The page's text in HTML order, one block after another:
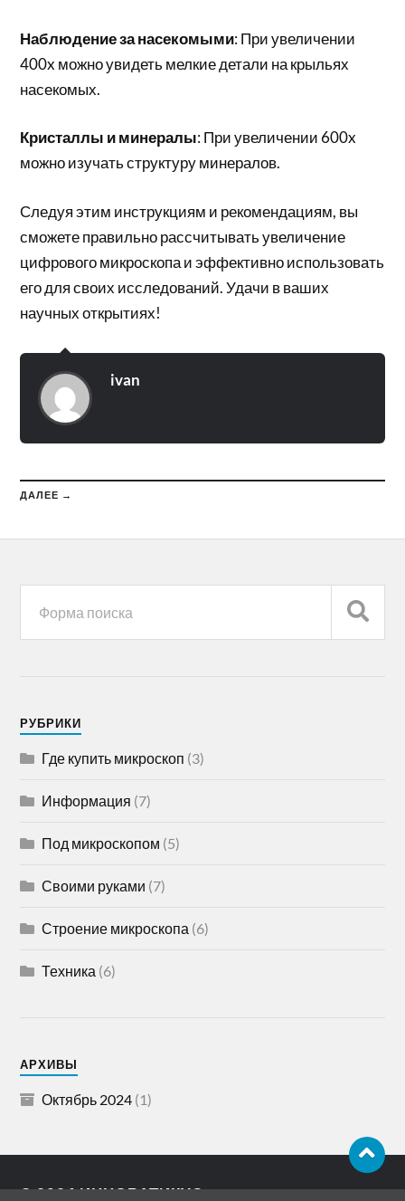
Наблюдение за насекомыми: При увеличении
400x можно увидеть мелкие детали на крыльях
насекомых.
Кристаллы и минералы: При увеличении 600x
можно изучать структуру минералов.
Следуя этим инструкциям и рекомендациям, вы
сможете правильно рассчитывать увеличение
цифрового микроскопа и эффективно использовать
его для своих исследований. Удачи в ваших
научных открытиях!
ivan
ДАЛЕЕ →
РУБРИКИ
Где купить микроскоп (3)
Информация (7)
Под микроскопом (5)
Своими руками (7)
Строение микроскопа (6)
Техника (6)
АРХИВЫ
Октябрь 2024 (1)
© 2026ИННОВАТИКУС